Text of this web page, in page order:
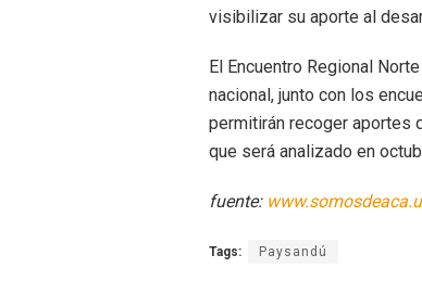
visibilizar su aporte al
El Encuentro Regional
nacional, junto con los
permitirán recoger aportes
que será analizado en
fuente:
Tags: Paysandú